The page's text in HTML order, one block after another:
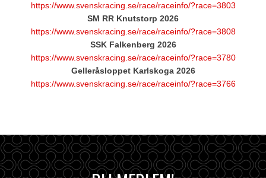
https://www.svenskracing.se/race/raceinfo/?race=3803
SM RR Knutstorp 2026
https://www.svenskracing.se/race/raceinfo/?race=3808
SSK Falkenberg 2026
https://www.svenskracing.se/race/raceinfo/?race=3780
Gelleråsloppet Karlskoga 2026
https://www.svenskracing.se/race/raceinfo/?race=3766